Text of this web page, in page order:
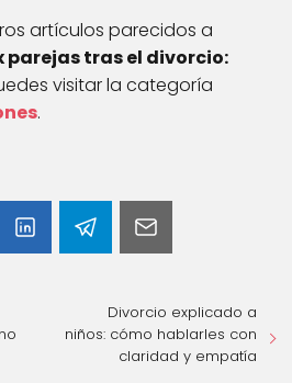
artículos parecidos a
parejas tras el divorcio:
visitar la categoría
.
Divorcio explicado a
niños: cómo hablarles con
claridad y empatía